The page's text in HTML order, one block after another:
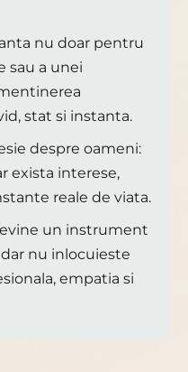
nu doar pentru
sau a unei
stat si instanta.
despre oameni:
exista interese,
reale de viata.
un instrument
nu inlocuieste
empatia si